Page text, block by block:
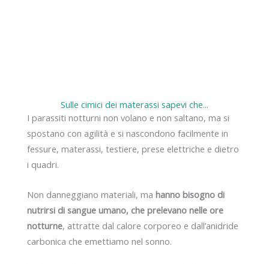
Sulle cimici dei materassi sapevi che...
I parassiti notturni non volano e non saltano, ma si
spostano con agilità e si nascondono facilmente in
fessure, materassi, testiere, prese elettriche e dietro
i quadri.
Non danneggiano materiali, ma hanno bisogno di
nutrirsi di sangue umano, che prelevano nelle ore
notturne, attratte dal calore corporeo e dall’anidride
carbonica che emettiamo nel sonno.